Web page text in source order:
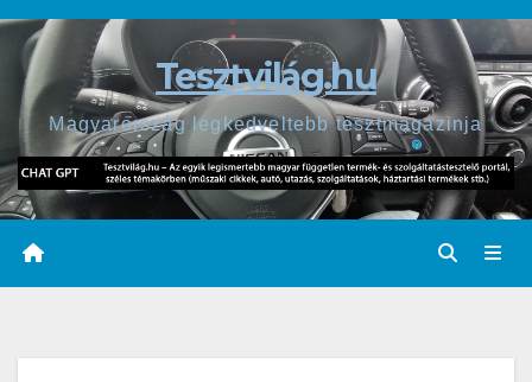
Skip
content
Tesztvilág.hu
Magyarország legkedveltebb tesztmagazinja